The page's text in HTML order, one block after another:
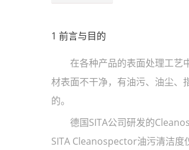
1 前言与目的
在各种产品的表面处理工艺中
材表面不干净，有油污、油尘、
的。
德国SITA公司研发的
SITA Cleanospector油污清洁度